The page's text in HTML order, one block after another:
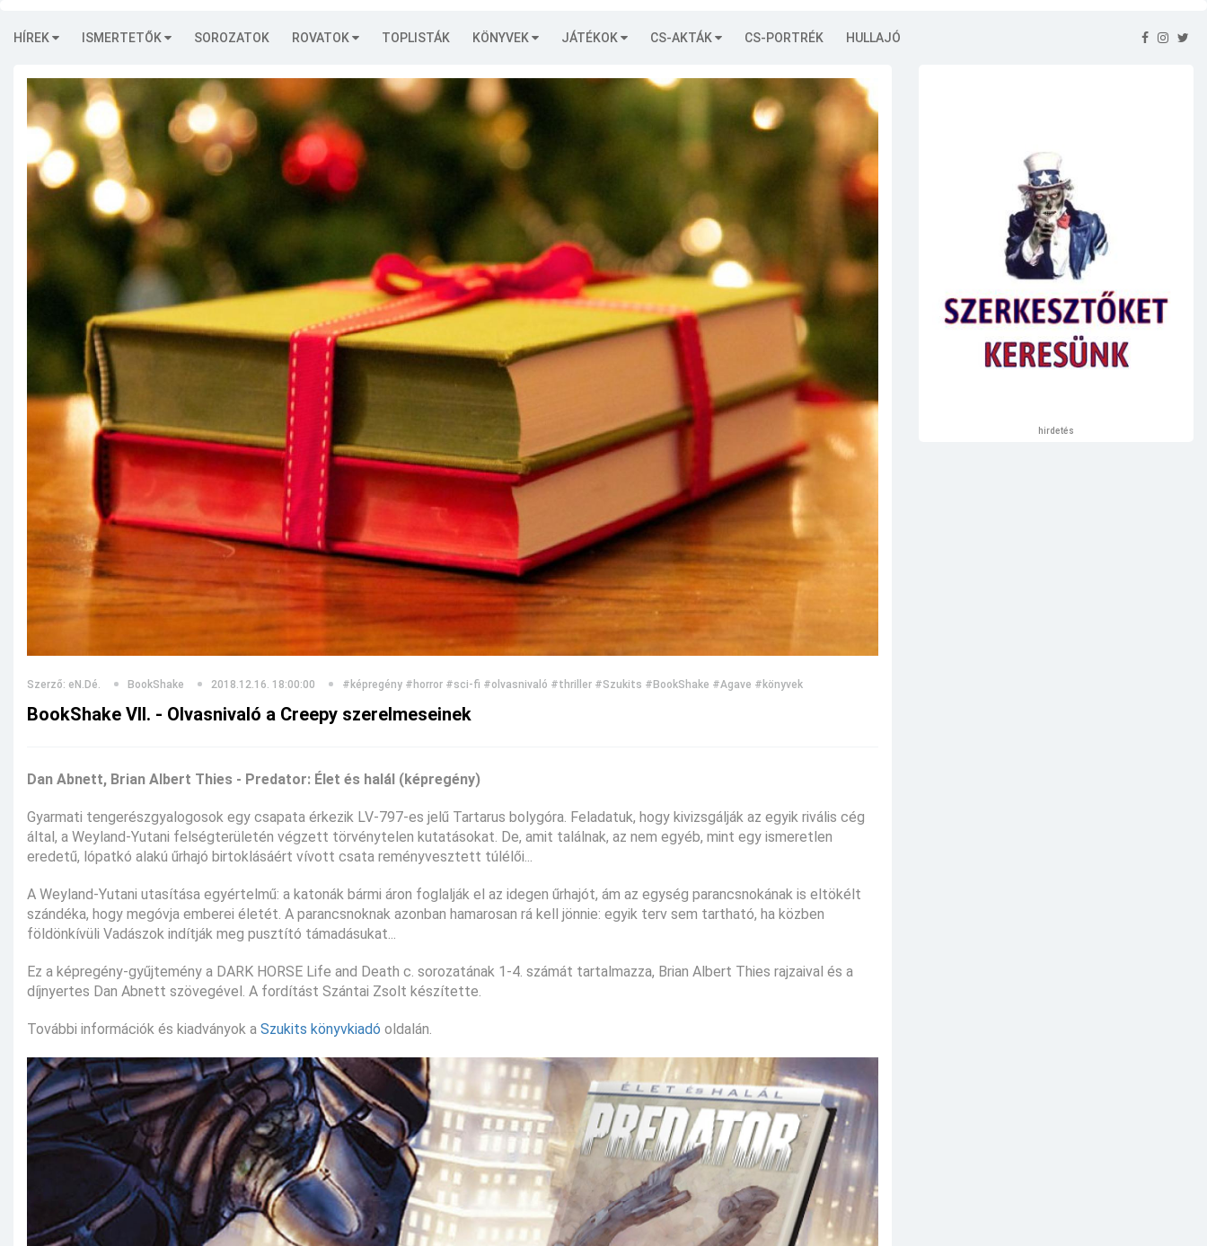
HÍREK ISMERTETŐK SOROZATOK ROVATOK TOPLISTÁK KÖNYVEK JÁTÉKOK CS-AKTÁK CS-PORTRÉK HULLAJÓ
Szerző: eN.Dé. BookShake 2018.12.16. 18:00:00 #képregény #horror #sci-fi #olvasnivaló #thriller #Szukits #BookShake #Agave #könyvek
BookShake VII. - Olvasnivaló a Creepy szerelmeseinek
Dan Abnett, Brian Albert Thies - Predator: Élet és halál (képregény)
Gyarmati tengerészgyalogosok egy csapata érkezik LV-797-es jelű Tartarus bolygóra. Feladatuk, hogy kivizsgálják az egyik rivális cég
által, a Weyland-Yutani felségterületén végzett törvénytelen kutatásokat. De, amit találnak, az nem egyéb, mint egy ismeretlen
eredetű, lópatkó alakú űrhajó birtoklásáért vívott csata reményvesztett túlélői...
A Weyland-Yutani utasítása egyértelmű: a katonák bármi áron foglalják el az idegen űrhajót, ám az egység parancsnokának is eltökélt
szándéka, hogy megóvja emberei életét. A parancsnoknak azonban hamarosan rá kell jönnie: egyik terv sem tartható, ha közben
földönkívüli Vadászok indítják meg pusztító támadásukat...
Ez a képregény-gyűjtemény a DARK HORSE Life and Death c. sorozatának 1-4. számát tartalmazza, Brian Albert Thies rajzaival és a
díjnyertes Dan Abnett szövegével. A fordítást Szántai Zsolt készítette.
További információk és kiadványok a Szukits könyvkiadó oldalán.
hirdetés